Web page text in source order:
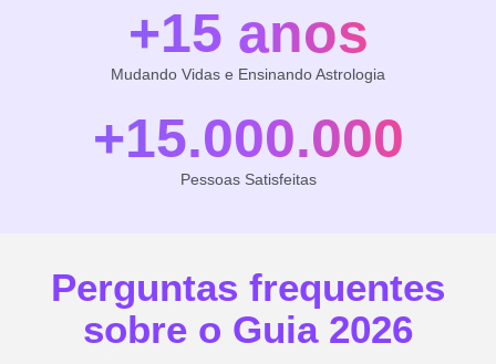
+15 anos
Mudando Vidas e Ensinando Astrologia
+15.000.000
Pessoas Satisfeitas
Perguntas frequentes
sobre o Guia 2026